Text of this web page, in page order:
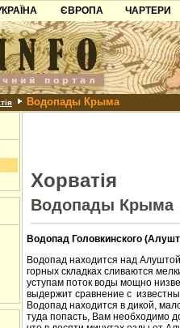
Азов
ЄВРОПА
Чорногорія
Хорватія
Болгарія
Албанія
ЧАРТЕРИ
Водопады Крыма
Хорватія
Водопады Крыма
Водопад Головкинского
Водопад находится над
горных складках сливаются
уступам поток воды мощно
выдержит сравнение с
Водопад находится в дикой,
туда попасть, Вам необходимо